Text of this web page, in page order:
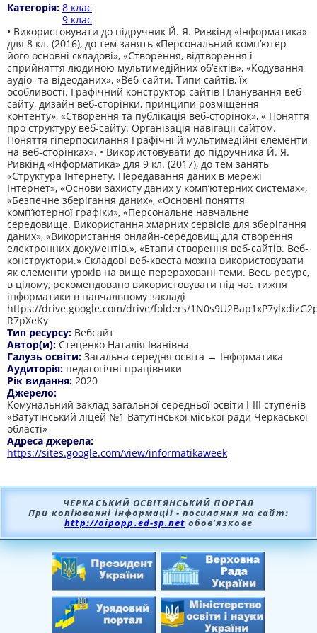
Категорія: 8 клас
9 клас
• Використовувати до підручник Й. Я. Ривкінд «Інформатика»
для 8 кл. (2016), до тем занять «Персональний комп’ютер
його основні складові», «Створення, відтворення і
сприйняття людиною мультимедійних об’єктів», «Кодування
аудіо- та відеоданих», «Веб-сайти. Типи сайтів, їх
особливості. Графічний конструктор сайтів Планування веб-
сайту, дизайн веб-сторінки, принципи розміщення
контенту», «Створення та публікація веб-сторінок», « Поняття
про структуру веб-сайту. Організація навігації сайтом.
Поняття гіперпосилання Графічні й мультимедійні елементи
на веб-сторінках». • Використовувати до підручника Й. Я.
Ривкінд «Інформатика» для 9 кл. (2017), до тем занять
«Структура Інтернету. Передавання даних в мережі
Інтернет», «Основи захисту даних у комп’ютерних системах»,
«Безпечне зберігання даних», «Основні поняття
комп’ютерної графіки», «Персональне навчальне
середовище. Використання хмарних сервісів для зберігання
даних», «Використання онлайн-середовищ для створення
електронних документів.», «Етапи створення веб-сайтів. Веб-
конструктори.» Складові веб-квеста можна використовувати
як елементи уроків на вище перераховані теми. Весь ресурс,
в цілому, рекомендовано використовувати під час тижня
інформатики в навчальному закладі
https://drive.google.com/drive/folders/
R7pXeKy
Тип ресурсу: Вебсайт
Автор(и): Стеценко Наталія Іванівна
Галузь освіти: Загальна середня освіта → Інформатика
Аудиторія: педагогічні працівники
Рік видання: 2020
Джерело:
Комунальний заклад загальної середньої освіти І-ІІІ ступенів
«Ватутінський ліцей №1 Ватутінської міської ради Черкаської
області»
Адреса джерела:
https://sites.google.com/view/informatikaweek
ЧЕРКАСЬКИЙ ОСВІТЯНСЬКИЙ ПОРТАЛ
При копіюванні інформації - посилання на сайт:
http://oipopp.ed-sp.net обов’язкове